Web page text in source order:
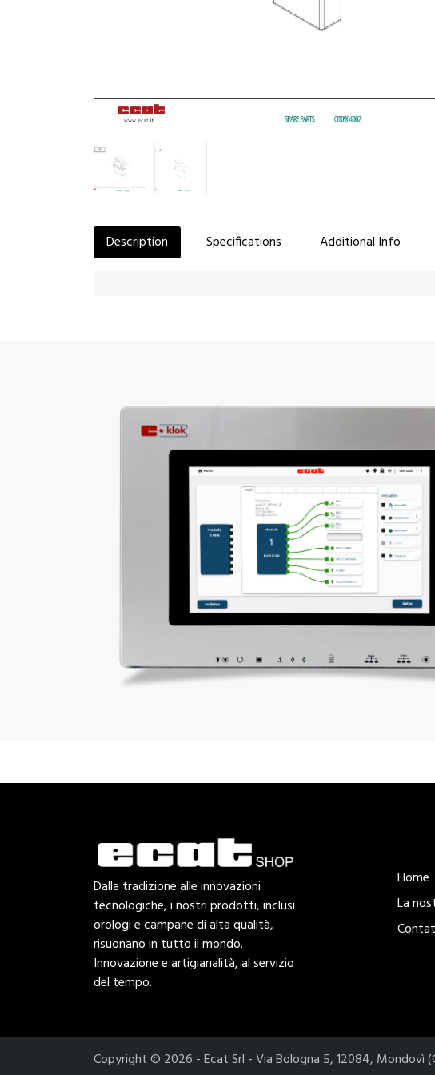
Description Specifications Additional Info
Dalla tradizione alle innovazioni
tecnologiche, i nostri prodotti, inclusi
orologi e campane di alta qualità,
risuonano in tutto il mondo.
Innovazione e artigianalità, al servizio
del tempo.
Home
La
Copyright © 2026 - Ecat Srl - Via Bologna 5, 12084, Mondovì